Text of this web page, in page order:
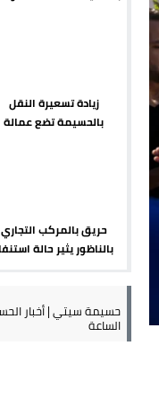
زيادة تسعيرة النقل
بالحسيمة تضع عمالة
حريق بالمركب التجاري
بالناظور يثير حالة
حسيمة سيتي | أخبار
الساعة